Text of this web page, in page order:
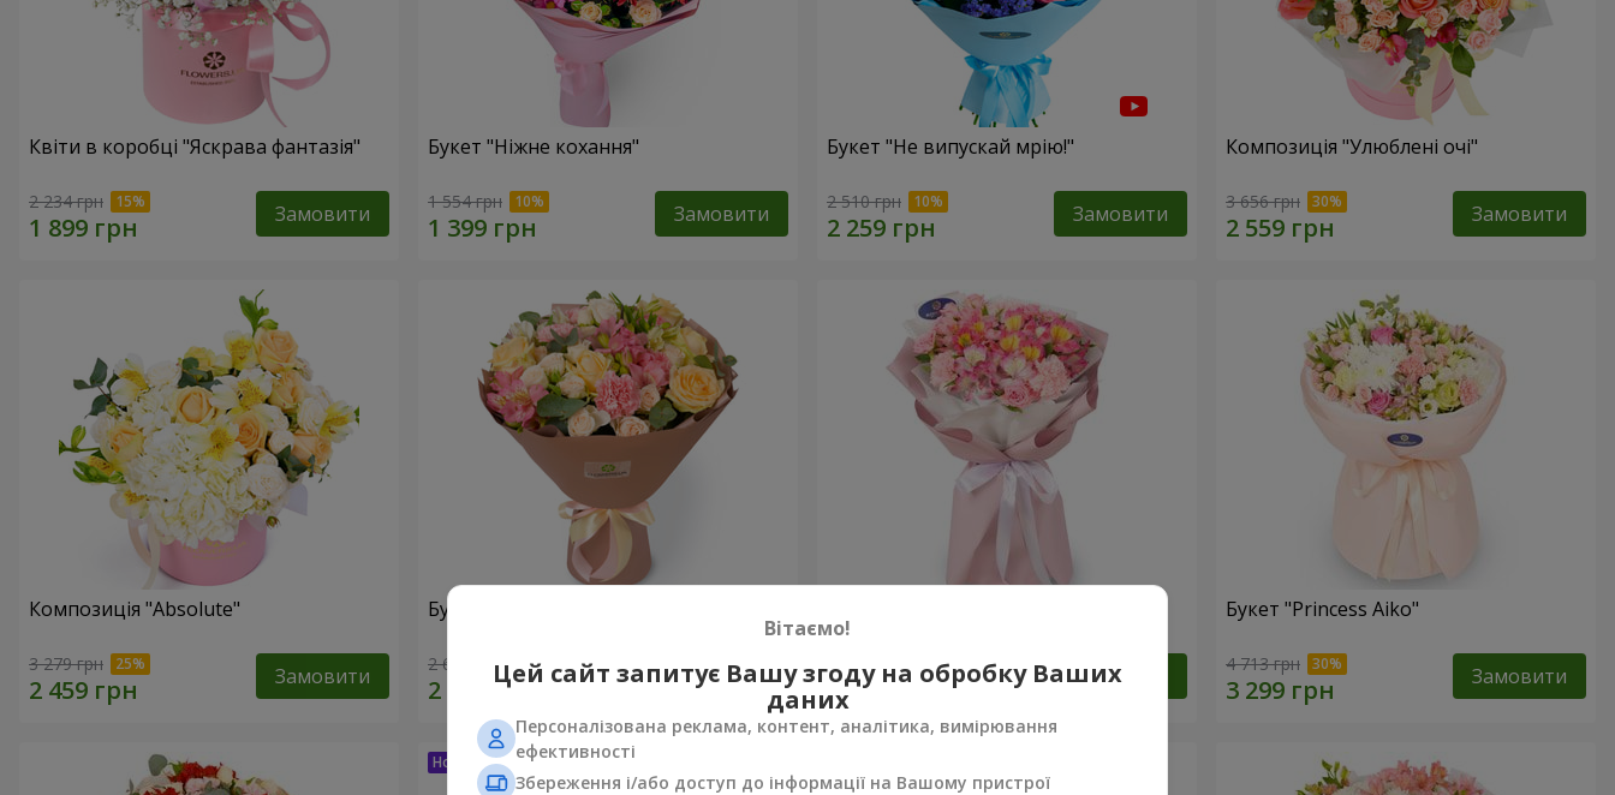
Квіти в коробці "Яскрава фантазія"
2 234 грн Замовити
Букет "Ніжне кохання"
1 554 грн Замовити
Букет "Не випускай мрію!"
2 510 грн Замовити
Композиція "Улюблені очі"
3 656 грн Замовити
Композиція "Absolute"
3 279 грн Замовити
Букет "Шедевр"
2 624 грн Замовити 1 510 грн Замовити
Букет "Princess Aiko"
4 713 грн Замовити
Вітаємо!
Цей сайт запитує Вашу згоду на обробку Ваших
даних
Персоналізована реклама, контент, аналітика, вимірювання
ефективності
Збереження і/або доступ до інформації на Вашому пристрої